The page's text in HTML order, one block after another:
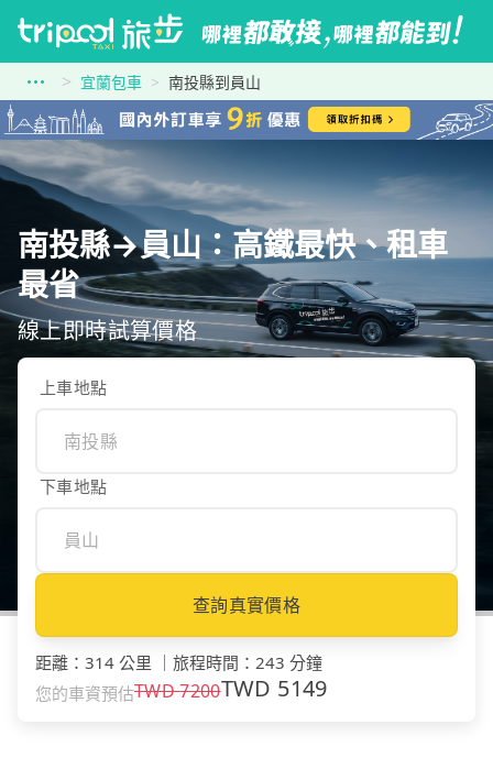
宜蘭包車 南投縣到員山
南投縣→員山：高鐵最快、租車
最省
線上即時試算價格
上車地點
下車地點
查詢真實價格
距離 ： 314 公里 旅程時間 ： 243 分鐘
您的車資預估TWD7200TWD 5149